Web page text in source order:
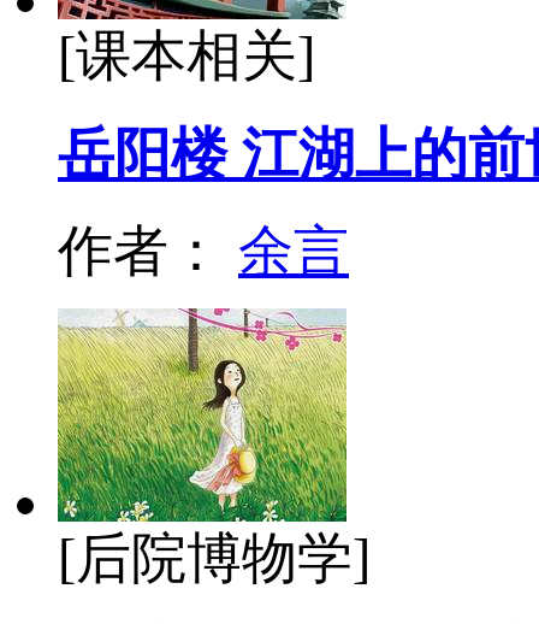
[课本相关]
岳阳楼 江湖上的
作者： 余言
[后院博物学]